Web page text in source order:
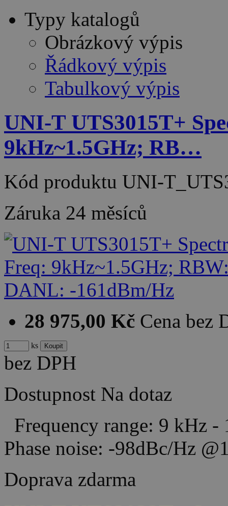
Typy katalogů
Obrázkový výpis
Řádkový výpis
Tabulkový výpis
UNI-T UTS3015T+
9kHz~1.5GHz; RB…
Kód produktu UNI-
Záruka 24 měsíců
28 975,00 Kč Cena bez
ks
bez DPH
Dostupnost Na dotaz
Frequency range: 9 kHz
Phase noise: -98dBc/Hz
Doprava zdarma